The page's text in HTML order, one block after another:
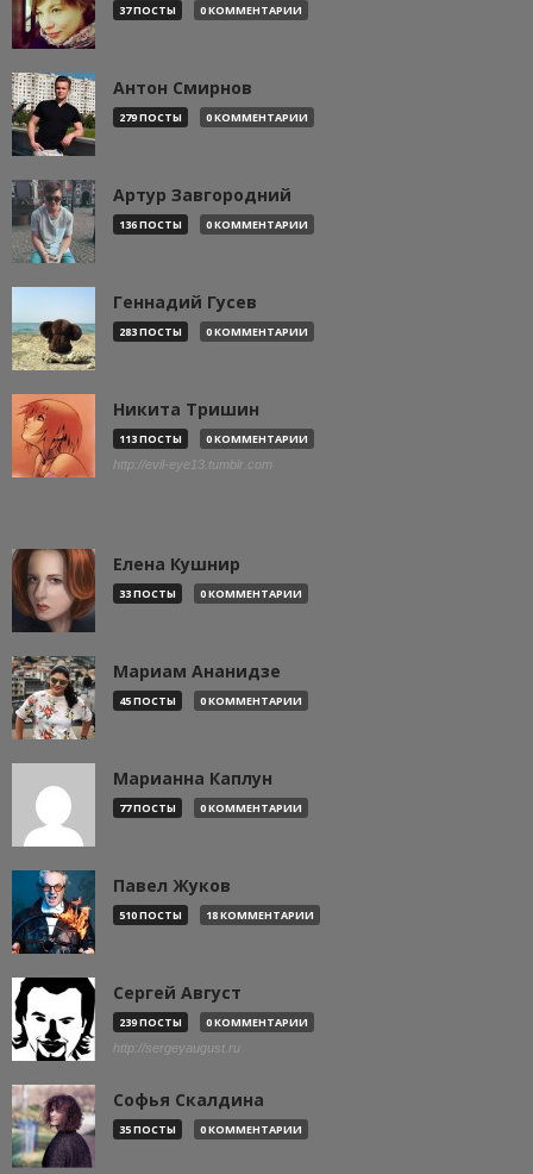
37 ПОСТЫ 0 КОММЕНТАРИИ
Антон Смирнов
279 ПОСТЫ 0 КОММЕНТАРИИ
Артур Завгородний
136 ПОСТЫ 0 КОММЕНТАРИИ
Геннадий Гусев
283 ПОСТЫ 0 КОММЕНТАРИИ
Никита Тришин
113 ПОСТЫ 0 КОММЕНТАРИИ
http://evil-eye13.tumblr.com
Елена Кушнир
33 ПОСТЫ 0 КОММЕНТАРИИ
Мариам Ананидзе
45 ПОСТЫ 0 КОММЕНТАРИИ
Марианна Каплун
77 ПОСТЫ 0 КОММЕНТАРИИ
Павел Жуков
510 ПОСТЫ 18 КОММЕНТАРИИ
Сергей Август
239 ПОСТЫ 0 КОММЕНТАРИИ
http://sergeyaugust.ru
Софья Скалдина
35 ПОСТЫ 0 КОММЕНТАРИИ